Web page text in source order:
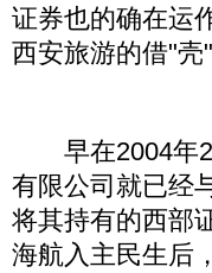
证券也的确在运
西安旅游的借"壳
早在2004年2
有限公司就已经
将其持有的西部
海航入主民生后